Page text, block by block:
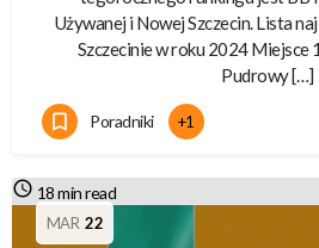
Używanej i Nowej Szczecin. Lista
Szczecinie w roku 2024 Miejsce
Pudrowy […]
Poradniki +1
MAR 22
18 min read